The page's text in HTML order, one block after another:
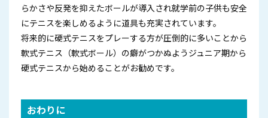
らかさや反発を抑えたボールが導入され就学前の子供も安全
にテニスを楽しめるように道具も充実されています。
将来的に硬式テニスをプレーする方が圧倒的に多いことから
軟式テニス（軟式ボール）の癖がつかぬようジュニア期から
硬式テニスから始めることがお勧めです。
おわりに